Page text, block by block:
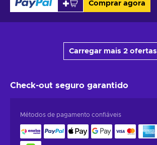
Comprar agora
Carregar mais 2 ofertas
Check-out seguro garantido
Métodos de pagamento confiáveis